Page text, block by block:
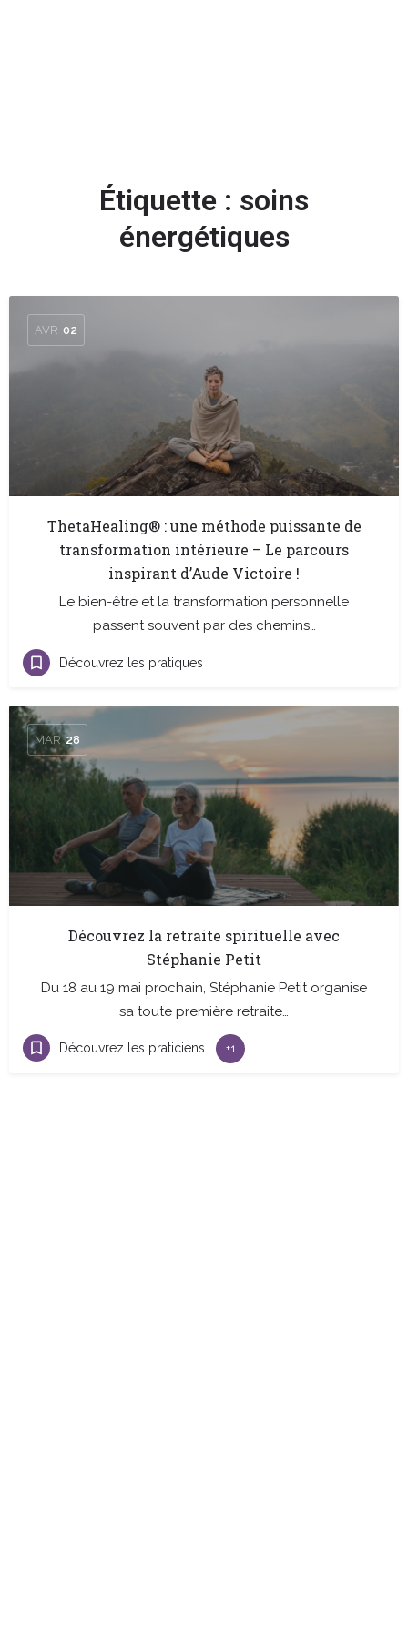
Étiquette : soins
énergétiques
AVR 02
ThetaHealing® : une méthode puissante de
transformation intérieure – Le parcours
inspirant d’Aude Victoire !
Le bien-être et la transformation personnelle
passent souvent par des chemins…
Découvrez les pratiques
MAR 28
Découvrez la retraite spirituelle avec
Stéphanie Petit
Du 18 au 19 mai prochain, Stéphanie Petit organise
sa toute première retraite…
Découvrez les praticiens +1